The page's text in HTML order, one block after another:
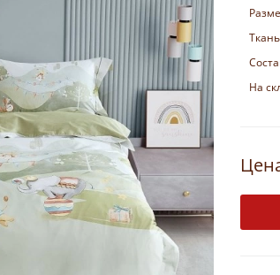
Ткань
На